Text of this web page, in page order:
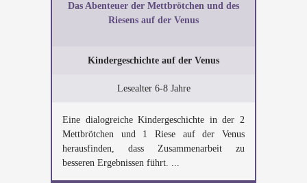
Das Abenteuer der Mettbrötchen und des
Riesens auf der Venus
Kindergeschichte auf der Venus
Lesealter 6-8 Jahre
Eine dialogreiche Kindergeschichte in der 2
Mettbrötchen und 1 Riese auf der Venus
herausfinden, dass Zusammenarbeit zu
besseren Ergebnissen führt. ...